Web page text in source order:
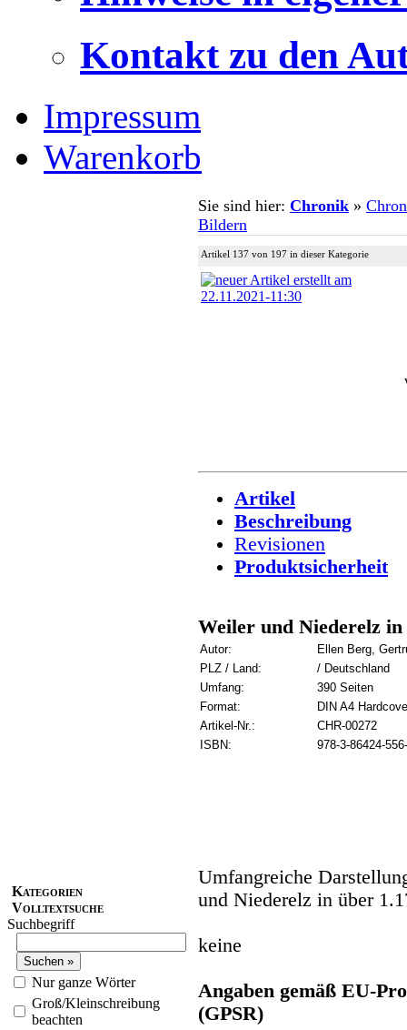
Kontakt zu den
Impressum
Warenkorb
Kategorien
Volltextsuche
Suchbegriff
Nur ganze Wörter
Groß/Kleinschreibung
beachten
Sie sind hier: Chronik »
Bildern
Artikel 137 von 197 in dieser Kategorie
Artikel
Beschreibung
Revisionen
Produktsicherheit
Weiler und Niederelz
Autor:
Ellen Berg,
PLZ / Land:
/ Deutschland
Umfang:
390 Seiten
Format:
DIN A4
Artikel-Nr.:
CHR-00272
ISBN:
978-3-86424-
Umfangreiche
und Niederelz in über
keine
Angaben gemäß EU-
(GPSR)